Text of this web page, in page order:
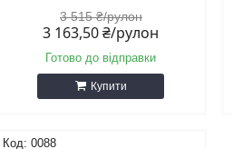
3 515 ₴/рулон
3 163,50 ₴/рулон
Готово до відправки
Купити
0088